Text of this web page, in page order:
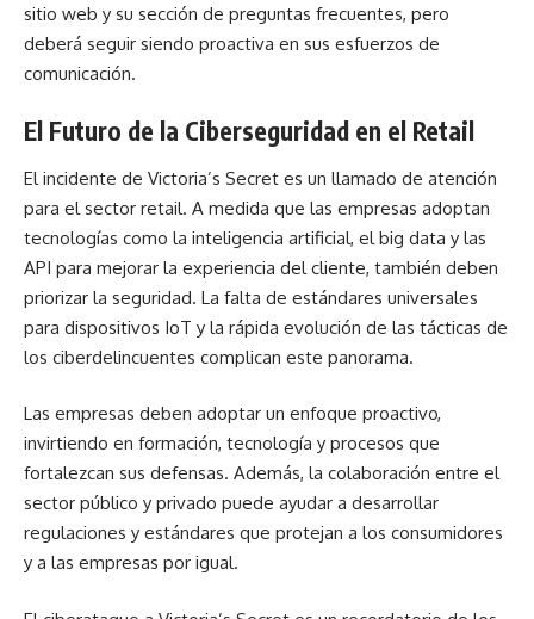
sitio web y su sección de preguntas frecuentes, pero
deberá seguir siendo proactiva en sus esfuerzos de
comunicación.
El Futuro de la Ciberseguridad en el Retail
El incidente de Victoria’s Secret es un llamado de atención
para el sector retail. A medida que las empresas adoptan
tecnologías como la inteligencia artificial, el big data y las
API para mejorar la experiencia del cliente, también deben
priorizar la seguridad. La falta de estándares universales
para dispositivos IoT y la rápida evolución de las tácticas de
los ciberdelincuentes complican este panorama.
Las empresas deben adoptar un enfoque proactivo,
invirtiendo en formación, tecnología y procesos que
fortalezcan sus defensas. Además, la colaboración entre el
sector público y privado puede ayudar a desarrollar
regulaciones y estándares que protejan a los consumidores
y a las empresas por igual.